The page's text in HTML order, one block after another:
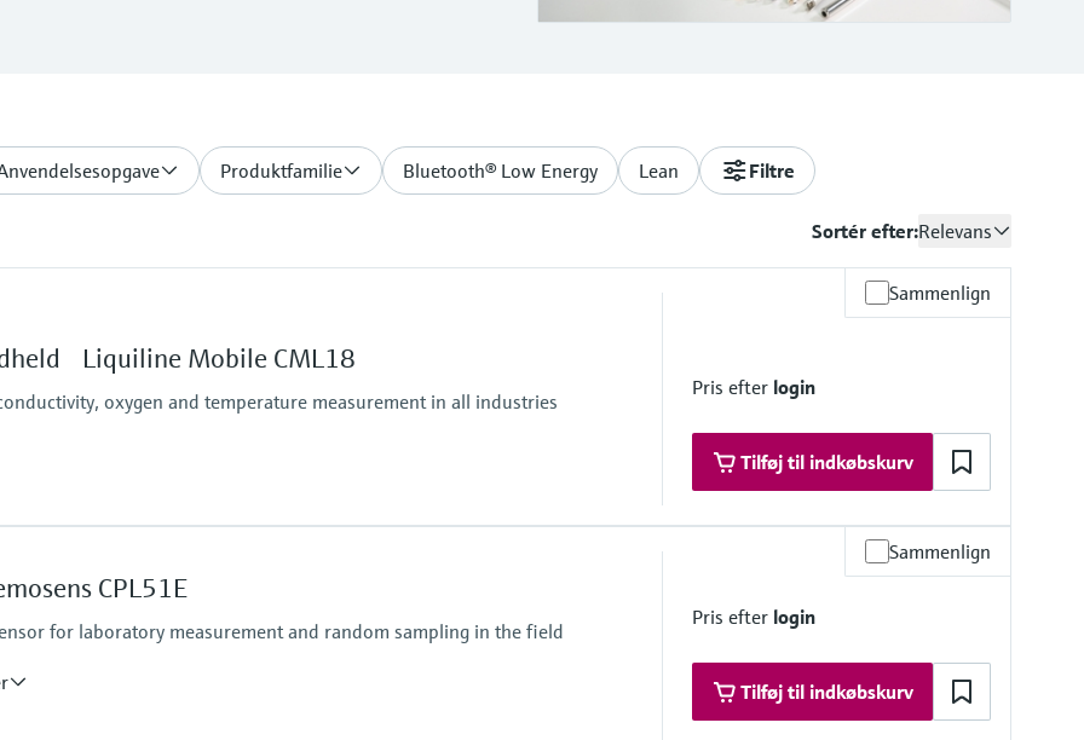
Produktfamilie Bluetooth® Low Energy Lean Filtre
Sortér efter:Relevans
Sammenlign
Liquiline Mobile CML18
oxygen and temperature measurement in all industries
Pris efter login
Tilføj til indkøbskurv
Sammenlign
CPL51E
for laboratory measurement and random sampling in the field
Pris efter login
Tilføj til indkøbskurv